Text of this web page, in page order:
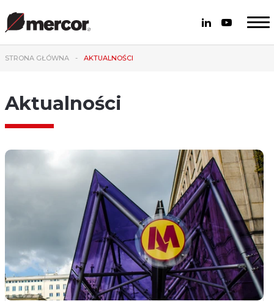
STRONA GŁÓWNA AKTUALNOŚCI
Aktualności